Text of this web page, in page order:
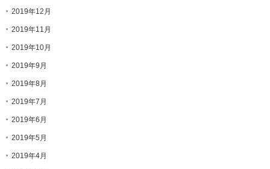
2019年12月
2019年11月
2019年10月
2019年9月
2019年8月
2019年7月
2019年6月
2019年5月
2019年4月